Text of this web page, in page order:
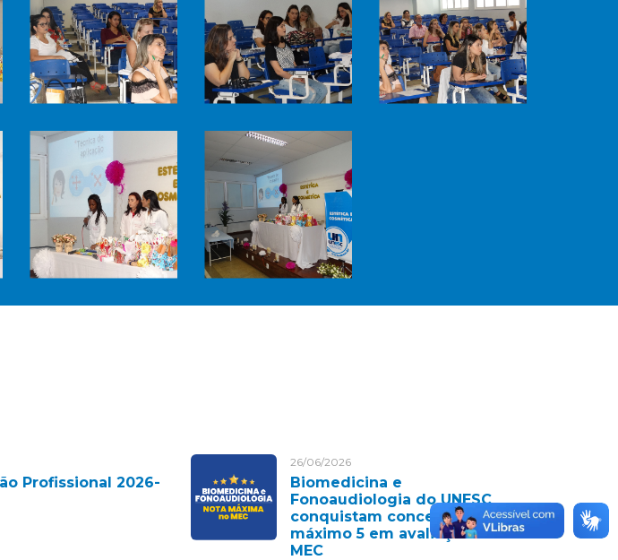
Profissional 2026-
26/06/2026
Biomedicina e
Fonoaudiologia do UNESC
conquistam conceito
máximo 5 em avaliação do
MEC